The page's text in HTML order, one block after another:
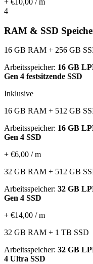
+ €10,00 / m
4
RAM & SSD
16 GB RAM + 256 GB
Arbeitsspeicher: 16 GB
Gen 4 festsitzende SSD
Inklusive
16 GB RAM + 512 GB
Arbeitsspeicher: 16 GB
Gen 4 SSD
+ €6,00 / m
32 GB RAM + 512 GB
Arbeitsspeicher: 32 GB
Gen 4 SSD
+ €14,00 / m
32 GB RAM + 1 TB SSD
Arbeitsspeicher: 32 GB
4 Ultra SSD